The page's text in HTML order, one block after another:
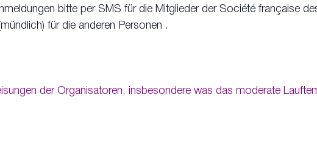
bitte per SMS für die Mitglieder der Société française
für die anderen Personen .
der Organisatoren, insbesondere was das moderate